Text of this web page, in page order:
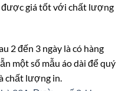
được giá tốt với chất lượng
2 đến 3 ngày là có hàng
một số mẫu áo dài để quý
chất lượng in.